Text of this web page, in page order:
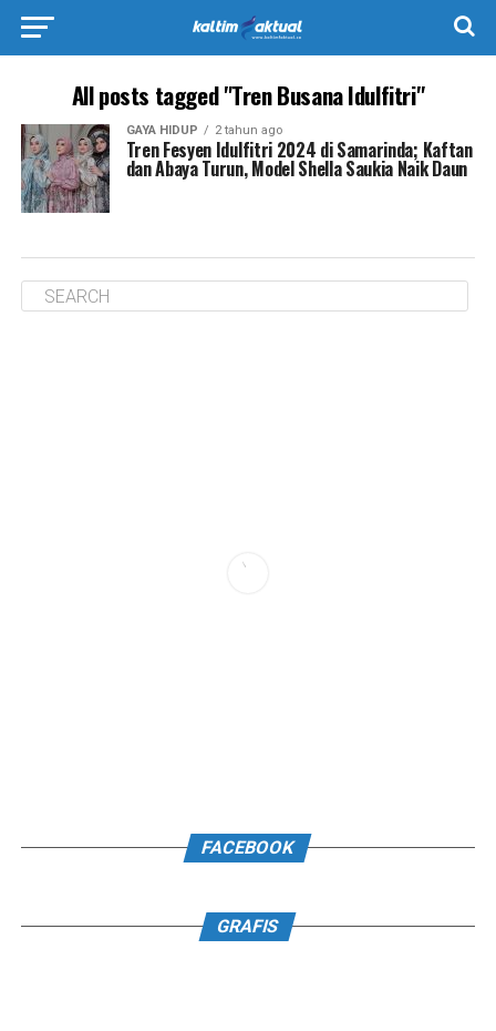
All posts tagged "Tren Busana Idulfitri"
GAYA HIDUP 2 tahun ago
Tren Fesyen Idulfitri 2024 di Samarinda; Kaftan
dan Abaya Turun, Model Shella Saukia Naik Daun
FACEBOOK
GRAFIS